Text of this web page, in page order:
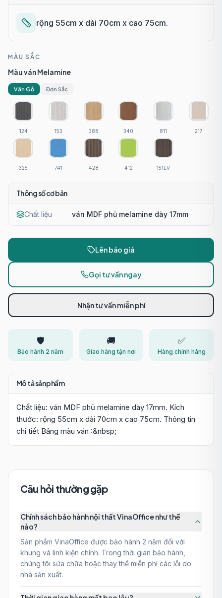
rộng 55cm x dài 70cm x cao 75cm.
MÀU SẮC
Màu ván Melamine
Vân Gỗ Đơn Sắc
124 153 388 340 811 217
325 741 428 412 151EV
Thông số cơ bản
Chất liệu ván MDF phủ melamine dày 17mm
Lên báo giá
Gọi tư vấn ngay
Nhận tư vấn miễn phí
🛡️
Bảo hành 2 năm
🚚
Giao hàng tận nơi
✅
Hàng chính hãng
Mô tả sản phẩm
Chất liệu: ván MDF phủ melamine dày 17mm. Kích
thước: rộng 55cm x dài 70cm x cao 75cm. Thông tin
chi tiết Bảng màu ván :&nbsp;
Câu hỏi thường gặp
Chính sách bảo hành nội thất VinaOffice như thế
nào?
Sản phẩm VinaOffice được bảo hành 2 năm đối với
khung và linh kiện chính. Trong thời gian bảo hành,
chúng tôi sửa chữa hoặc thay thế miễn phí các lỗi do
nhà sản xuất.